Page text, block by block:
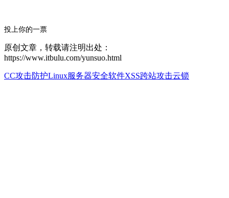
投上你的一票
原创文章，转载请注明出处：
https://www.itbulu.com/yunsuo.html
CC攻击防护Linux服务器安全软件XSS跨站攻击云锁